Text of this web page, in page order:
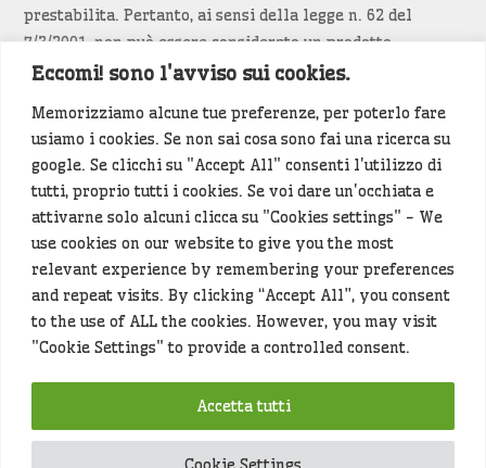
Eccomi! sono l'avviso sui cookies.
Memorizziamo alcune tue preferenze, per poterlo fare
usiamo i cookies. Se non sai cosa sono fai una ricerca su
google. Se clicchi su "Accept All" consenti l'utilizzo di
tutti, proprio tutti i cookies. Se voi dare un'occhiata e
attivarne solo alcuni clicca su "Cookies settings" - We
use cookies on our website to give you the most
relevant experience by remembering your preferences
and repeat visits. By clicking “Accept All”, you consent
to the use of ALL the cookies. However, you may visit
"Cookie Settings" to provide a controlled consent.
Accetta tutti
prestabilita. Pertanto, ai sensi della legge n. 62 del
7/3/2001, non può essere considerato un prodotto
editoriale.
Siamo attenti a non violare copyright e diritti
d’immagine. Se un contenuto è di tua proprietà e vuoi
richiederne la rimozionediccelo(<- clicca per inviarci un
messaggio).
Alcuni articoli sono generati in bozza rielaborando, con
l'intelligenza artificiale generativa, contenuti
provenienti da fonti istituzionali e altri siti di interesse
locale. Prima della pubblicazioni l'articolo viene
controllato dalla redazione.
Hey che fine fanno i miei dati (privacy policy)